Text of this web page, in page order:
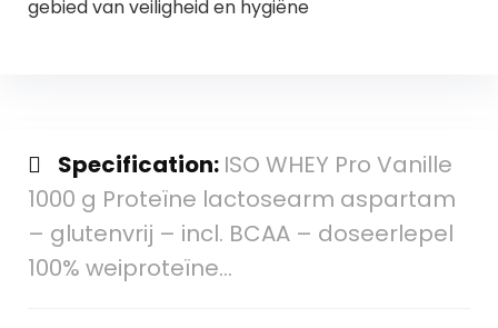
gebied van veiligheid en hygiëne
Specification: ISO WHEY Pro Vanille
1000 g Proteïne lactosearm aspartam
– glutenvrij – incl. BCAA – doseerlepel
100% weiproteïne…